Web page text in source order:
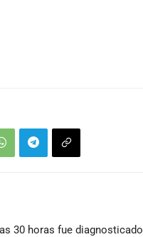
30 horas fue diagnosticado